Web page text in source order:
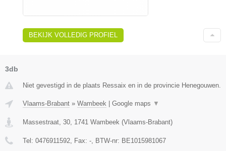
BEKIJK VOLLEDIG PROFIEL
3db
Niet gevestigd in de plaats Ressaix en in de provincie Henegouwen.
Vlaams-Brabant » Wambeek Google maps ▼
Massestraat, 30 1741 Wambeek (Vlaams-Brabant)
Tel: 0476911592 , Fax: - , BTW-nr: BE1015981067